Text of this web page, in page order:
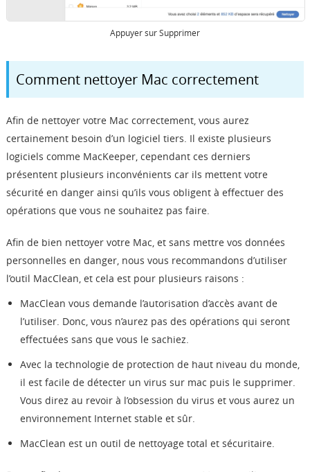
Appuyer sur Supprimer
Comment nettoyer Mac correctement
Afin de nettoyer votre Mac correctement, vous aurez
certainement besoin d’un logiciel tiers. Il existe plusieurs
logiciels comme MacKeeper, cependant ces derniers
présentent plusieurs inconvénients car ils mettent votre
sécurité en danger ainsi qu’ils vous obligent à effectuer des
opérations que vous ne souhaitez pas faire.
Afin de bien nettoyer votre Mac, et sans mettre vos données
personnelles en danger, nous vous recommandons d’utiliser
l’outil MacClean, et cela est pour plusieurs raisons :
MacClean vous demande l’autorisation d’accès avant de
l’utiliser. Donc, vous n’aurez pas des opérations qui seront
effectuées sans que vous le sachiez.
Avec la technologie de protection de haut niveau du monde,
il est facile de détecter un virus sur mac puis le supprimer.
Vous direz au revoir à l’obsession du virus et vous aurez un
environnement Internet stable et sûr.
MacClean est un outil de nettoyage total et sécuritaire.